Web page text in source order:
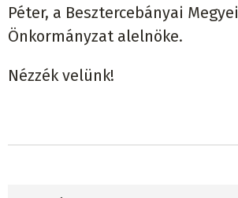
Péter, a Besztercebányai Megyei
Önkormányzat alelnöke.
Nézzék velünk!